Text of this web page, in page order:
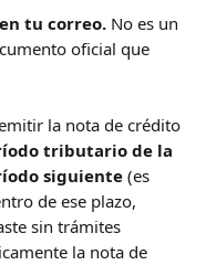
tu correo. No es un
oficial que
la nota de crédito
tributario de la
siguiente (es
de ese plazo,
sin trámites
la nota de